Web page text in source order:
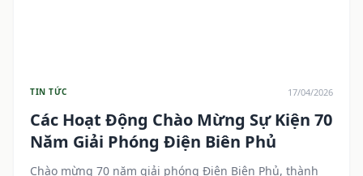
TIN TỨC 17/04/2026
Các Hoạt Động Chào Mừng Sự Kiện 70
Năm Giải Phóng Điện Biên Phủ
Chào mừng 70 năm giải phóng Điện Biên Phủ, thành